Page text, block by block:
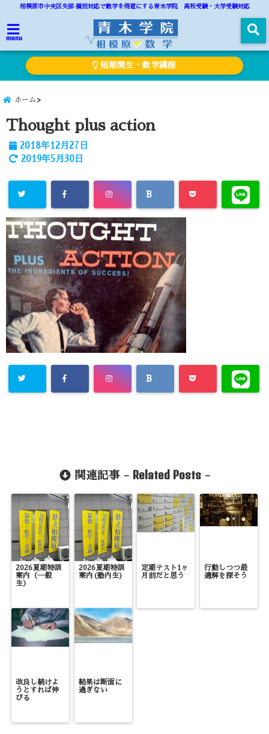
相模原市中央区矢部 個別対応で数学を得意にする青木学院 高校受験・大学受験対応
menu
短期間生・数学講座
ホーム
Thought plus action
2018年12月27日
2019年5月30日
関連記事 - Related Posts-
2026夏期特訓
案内（一般
生）
2026夏期特訓
案内(塾内生)
定期テスト1ヶ
月前だと思う
行動しつつ最
適解を探そう
改良し続けよ
うとすれば伸
びる
結果は断面に
過ぎない